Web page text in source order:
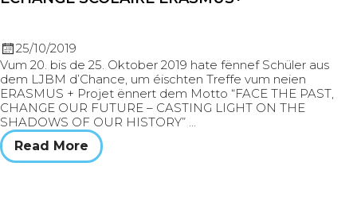
25/10/2019
Vum 20. bis de 25. Oktober 2019 hate fënnef Schüler aus
dem LJBM d’Chance, um éischten Treffe vum neien
ERASMUS + Projet ënnert dem Motto “FACE THE PAST,
CHANGE OUR FUTURE – CASTING LIGHT ON THE
SHADOWS OF OUR HISTORY” …
Read More